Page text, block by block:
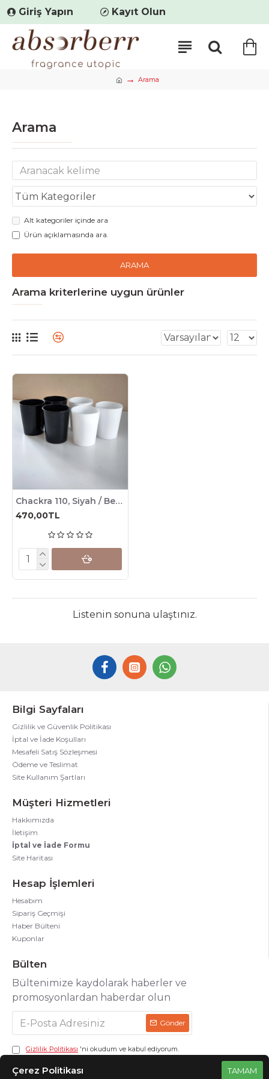
Giriş Yapın Kayıt Olun
Arama
Arama
Alt kategoriler içinde ara
Ürün açıklamasında ara.
ARAMA
Arama kriterlerine uygun ürünler
Chackra 110, Siyah / Beyaz Mum Bardağı, 155cc , 6 Adet
470,00TL
Listenin sonuna ulaştınız.
Bilgi Sayfaları
Gizlilik ve Güvenlik Politikası
İptal ve İade Koşulları
Mesafeli Satış Sözleşmesi
Ödeme ve Teslimat
Site Kullanım Şartları
Müşteri Hizmetleri
Hakkımızda
İletişim
İptal ve İade Formu
Site Haritası
Hesap İşlemleri
Hesabım
Sipariş Geçmişi
Haber Bülteni
Kuponlar
Bülten
Bültenimize kaydolarak haberler ve
promosyonlardan haberdar olun
Gönder
Gizlilik Politikası 'ni okudum ve kabul ediyorum.
TAMAM
Çerez Politikası